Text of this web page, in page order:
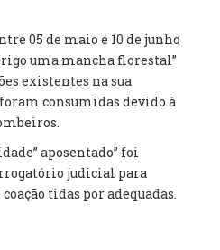
05 de maio e 10 de junho
uma mancha florestal”
existentes na sua
consumidas devido à
aposentado” foi
judicial para
tidas por adequadas.